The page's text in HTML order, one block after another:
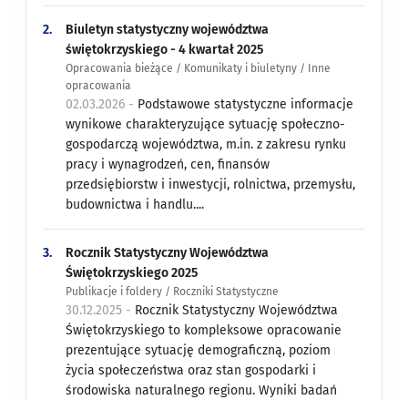
2.
Biuletyn statystyczny województwa
świętokrzyskiego - 4 kwartał 2025
Opracowania bieżące / Komunikaty i biuletyny / Inne
opracowania
02.03.2026 - Podstawowe statystyczne informacje
wynikowe charakteryzujące sytuację społeczno-
gospodarczą województwa, m.in. z zakresu rynku
pracy i wynagrodzeń, cen, finansów
przedsiębiorstw i inwestycji, rolnictwa, przemysłu,
budownictwa i handlu....
3.
Rocznik Statystyczny Województwa
Świętokrzyskiego 2025
Publikacje i foldery / Roczniki Statystyczne
30.12.2025 - Rocznik Statystyczny Województwa
Świętokrzyskiego to kompleksowe opracowanie
prezentujące sytuację demograficzną, poziom
życia społeczeństwa oraz stan gospodarki i
środowiska naturalnego regionu. Wyniki badań